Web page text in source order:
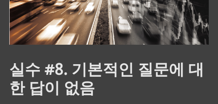
실수 #8. 기본적인 질문에 대
한 답이 없음